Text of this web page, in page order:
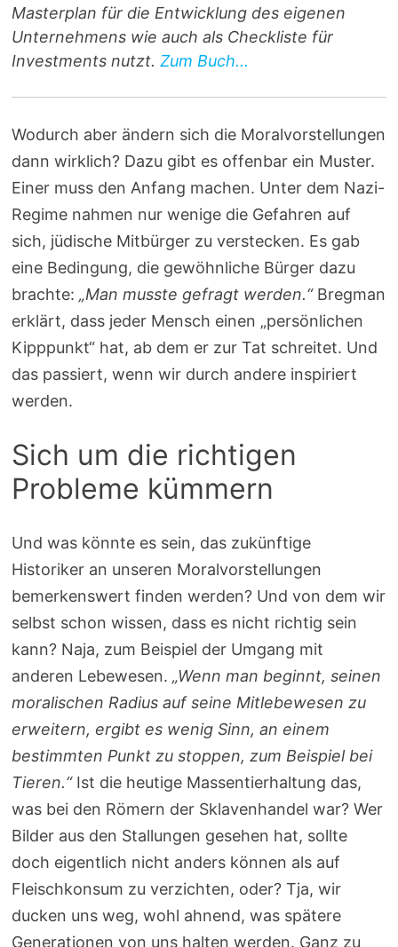
Masterplan für die Entwicklung des eigenen
Unternehmens wie auch als Checkliste für
Investments nutzt.Zum Buch...
Wodurch aber ändern sich die Moralvorstellungen
dann wirklich? Dazu gibt es offenbar ein Muster.
Einer muss den Anfang machen. Unter dem Nazi-
Regime nahmen nur wenige die Gefahren auf
sich, jüdische Mitbürger zu verstecken. Es gab
eine Bedingung, die gewöhnliche Bürger dazu
brachte:„Man musste gefragt werden.“Bregman
erklärt, dass jeder Mensch einen „persönlichen
Kipppunkt“ hat, ab dem er zur Tat schreitet. Und
das passiert, wenn wir durch andere inspiriert
werden.
Sich um die richtigen
Probleme kümmern
Und was könnte es sein, das zukünftige
Historiker an unseren Moralvorstellungen
bemerkenswert finden werden? Und von dem wir
selbst schon wissen, dass es nicht richtig sein
kann? Naja, zum Beispiel der Umgang mit
anderen Lebewesen.„Wenn man beginnt, seinen
moralischen Radius auf seine Mitlebewesen zu
erweitern, ergibt es wenig Sinn, an einem
bestimmten Punkt zu stoppen, zum Beispiel bei
Tieren.“Ist die heutige Massentierhaltung das,
was bei den Römern der Sklavenhandel war? Wer
Bilder aus den Stallungen gesehen hat, sollte
doch eigentlich nicht anders können als auf
Fleischkonsum zu verzichten, oder? Tja, wir
ducken uns weg, wohl ahnend, was spätere
Generationen von uns halten werden. Ganz zu